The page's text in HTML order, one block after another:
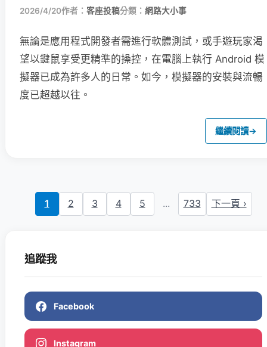
2026/4/20作者： 客座投稿分類： 網路大小事
無論是應用程式開發者需進行軟體測試，或手遊玩家渴
望以鍵鼠享受更精準的操控，在電腦上執行 Android 模
擬器已成為許多人的日常。如今，模擬器的安裝與流暢
度已超越以往。
繼續閱讀→
1 2 3 4 5 ... 733 下一頁 ›
追蹤我
Facebook
Instagram